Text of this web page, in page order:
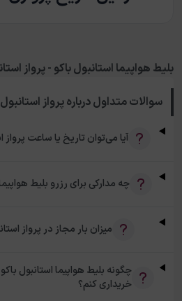
بلیط هواپیما استانبول باکو - پرواز
سوالات متداول دربارهپرواز
آیا می‌توان تاریخ یا ساعت پرواز
چه مدارکی برای رزرو بلیط
میزان بار مجاز در پرواز
چگونه بلیط هواپیما استانبول
خریداری کنم؟